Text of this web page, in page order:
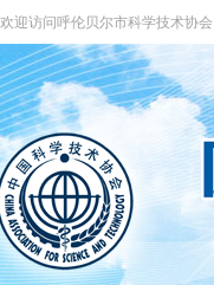
欢迎访问呼伦贝尔市科学技术协会